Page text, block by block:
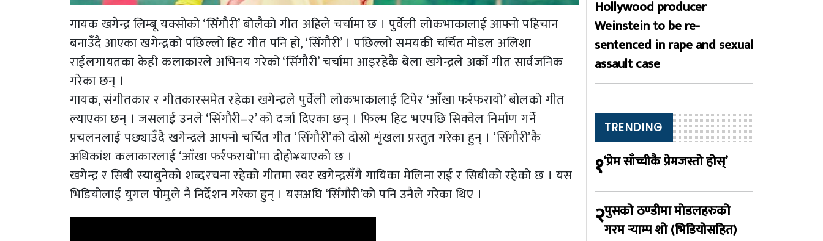
गायक खगेन्द्र लिम्बू यक्सोको ‘सिँगौरी’ बोलैको गीत अहिले चर्चामा छ । पुर्वेली लोकभाकालाई आफ्नो पहिचान
बनाउँदै आएका खगेन्द्रको पछिल्लो हिट गीत पनि हो, ‘सिँगौरी’ । पछिल्लो समयकी चर्चित मोडल अलिशा
राईलगायतका केही कलाकारले अभिनय गरेको ‘सिँगौरी’ चर्चामा आइरहेकै बेला खगेन्द्रले अर्को गीत सार्वजनिक
गरेका छन् ।
गायक, संगीतकार र गीतकारसमेत रहेका खगेन्द्रले पुर्वेली लोकभाकालाई टिपेर ‘आँखा फर्रफरायो’ बोलको गीत
ल्याएका छन् । जसलाई उनले ‘सिँगौरी–२’ को दर्जा दिएका छन् । फिल्म हिट भएपछि सिक्वेल निर्माण गर्ने
प्रचलनलाई पछ्याउँदै खगेन्द्रले आफ्नो चर्चित गीत ‘सिँगौरी’को दोस्रो शृंखला प्रस्तुत गरेका हुन् । ‘सिँगौरी’कै
अधिकांश कलाकारलाई ‘आँखा फर्रफरायो’मा दोहो¥याएको छ ।
खगेन्द्र र सिबी स्याबुनेको शब्दरचना रहेको गीतमा स्वर खगेन्द्रसँगै गायिका मेलिना राई र सिबीको रहेको छ । यस
भिडियोलाई युगल पोमुले नै निर्देशन गरेका हुन् । यसअघि ‘सिँगौरी’को पनि उनैले गरेका थिए ।
Hollywood producer
Weinstein to be re-
sentenced in rape and sexual
assault case
TRENDING
१‘प्रेम साँच्चीकै प्रेमजस्तो होस्’
२पुसको ठण्डीमा मोडलहरुको
गरम र्‍याम्प शो (भिडियोसहित)